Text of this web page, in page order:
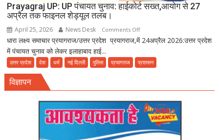
Prayagraj UP: UP पंचायत चुनाव: हाईकोर्ट सख्त,आयोग से 27
अप्रैल तक फाइनल शेड्यूल तलब।
April 25, 2026 News Desk Comments Offon
Prayagraj
UP
सख्त,आयोग
अप्रैल
धारा लक्ष्य समाचार प्रयागराज/उत्तर प्रदेश प्रयागराज,में 24अप्रैल 2026:उत्तर प्रदेश
में पंचायत चुनाव को लेकर इलाहाबाद हाई...
उत्तर प्रदेश देश धर्म नई दिल्ली पुलिस प्रयागराज प्रशासन
विज्ञापन